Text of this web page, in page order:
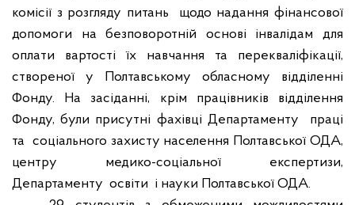
комісії з розгляду питань
щодо надання фінансової
допомоги на безповоротній основі інвалідам для
оплати вартості їх навчання та перекваліфікації,
створеної у Полтавському обласному відділенні
Фонду. На засіданні, крім працівників відділення
Фонду, були присутні фахівці Департаменту
праці
та соціального захисту населення Полтавської ОДА,
центру медико-соціальної експертизи,
Департаменту освіти і науки Полтавської ОДА.